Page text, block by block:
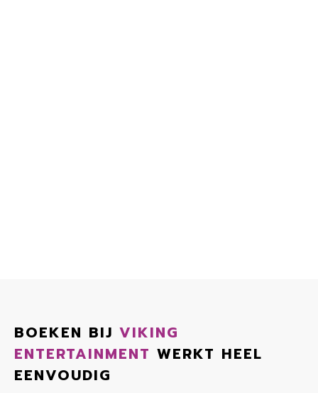
BOEKEN BIJ VIKING
ENTERTAINMENT WERKT HEEL
EENVOUDIG